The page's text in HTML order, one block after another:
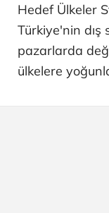
Hedef Ülkeler
Türkiye'nin dış
pazarlarda
ülkelere